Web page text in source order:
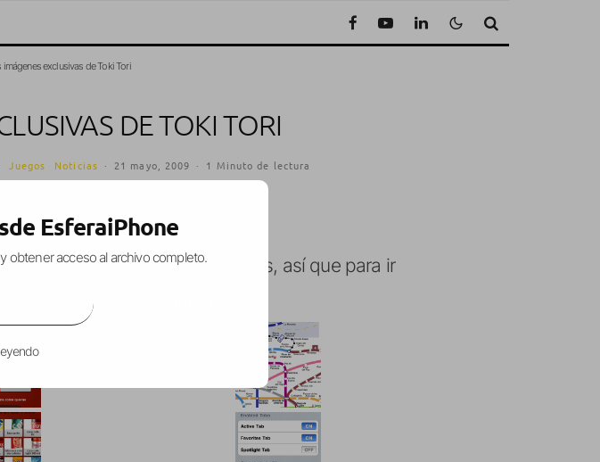
imágenes exclusivas de Toki Tori
DE TOKI TORI
Juegos Noticias · 21 mayo, 2009 · 1 Minuto de lectura
uno de los juegos más esperados, así que para ir
del juego.
EsferaiPhone
obtener acceso al archivo completo.